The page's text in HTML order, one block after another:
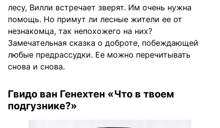
лесу, Вилли встречает зверят. Им очень нужна
помощь. Но примут ли лесные жители ее от
незнакомца, так непохожего на них?
Замечательная сказка о доброте, побеждающей
любые предрассудки. Ее можно перечитывать
снова и снова.
Гвидо ван Генехтен «Что в твоем
подгузнике?»